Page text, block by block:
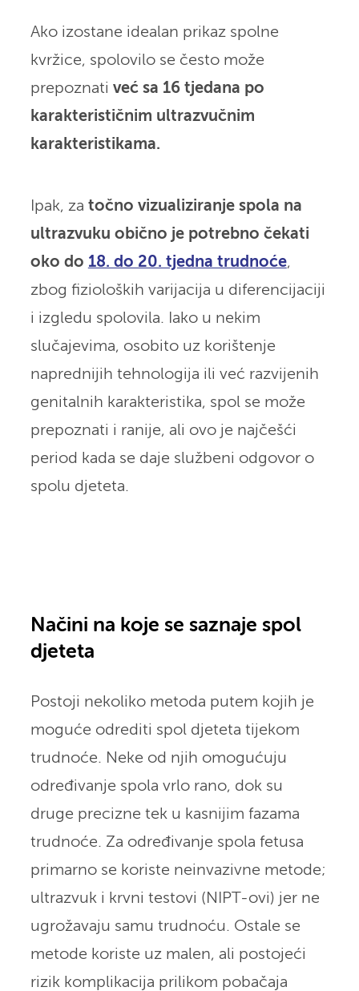
Ako izostane idealan prikaz spolne
kvržice, spolovilo se često može
prepoznati već sa 16 tjedana po
karakterističnim ultrazvučnim
karakteristikama.
Ipak, za točno vizualiziranje spola na
ultrazvuku obično je potrebno čekati
oko do 18. do 20. tjedna trudnoće,
zbog fizioloških varijacija u diferencijaciji
i izgledu spolovila. Iako u nekim
slučajevima, osobito uz korištenje
naprednijih tehnologija ili već razvijenih
genitalnih karakteristika, spol se može
prepoznati i ranije, ali ovo je najčešći
period kada se daje službeni odgovor o
spolu djeteta.
Načini na koje se saznaje spol
djeteta
Postoji nekoliko metoda putem kojih je
moguće odrediti spol djeteta tijekom
trudnoće. Neke od njih omogućuju
određivanje spola vrlo rano, dok su
druge precizne tek u kasnijim fazama
trudnoće. Za određivanje spola fetusa
primarno se koriste neinvazivne metode;
ultrazvuk i krvni testovi (NIPT-ovi) jer ne
ugrožavaju samu trudnoću. Ostale se
metode koriste uz malen, ali postojeći
rizik komplikacija prilikom pobačaja